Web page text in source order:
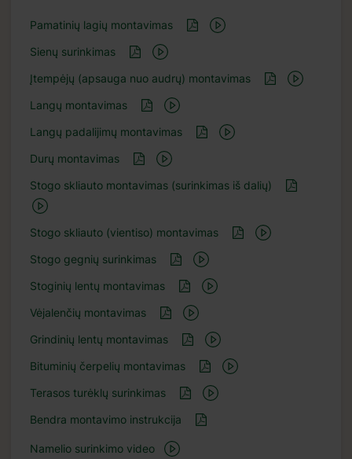
Pamatinių lagių montavimas
Sienų surinkimas
Įtempėjų (apsauga nuo audrų) montavimas
Langų montavimas
Langų padalijimų montavimas
Durų montavimas
Stogo skliauto montavimas (surinkimas iš dalių)
Stogo skliauto (vientiso) montavimas
Stogo gegnių surinkimas
Stoginių lentų montavimas
Vėjalenčių montavimas
Grindinių lentų montavimas
Bituminių čerpelių montavimas
Terasos turėklų surinkimas
Bendra montavimo instrukcija
Namelio surinkimo video